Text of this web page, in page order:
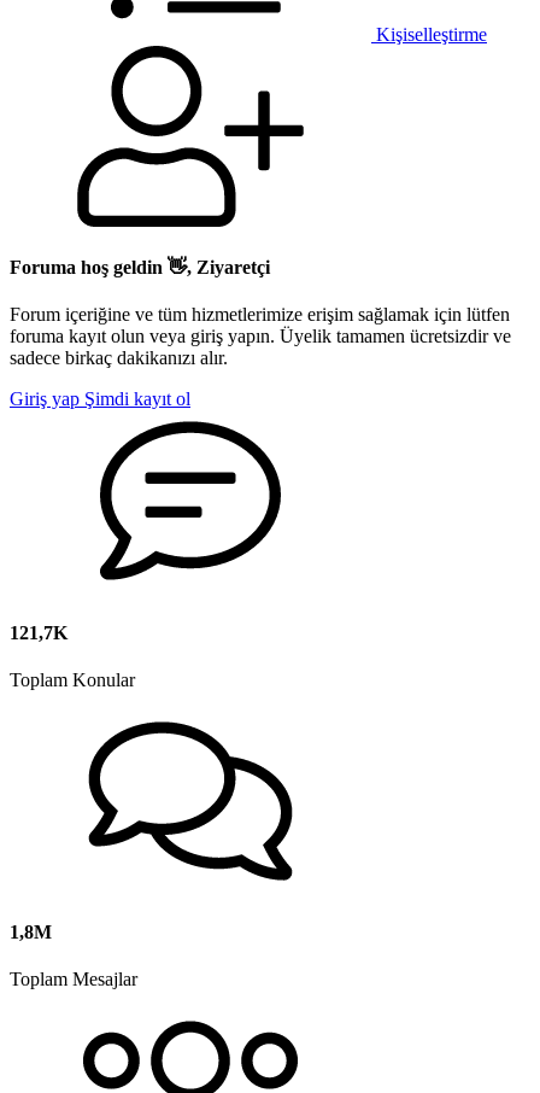
Kişiselleştirme
Foruma hoş geldin 👋, Ziyaretçi
Forum içeriğine ve tüm hizmetlerimize erişim sağlamak için lütfen
foruma kayıt olun veya giriş yapın. Üyelik tamamen ücretsizdir ve
sadece birkaç dakikanızı alır.
Giriş yap Şimdi kayıt ol
121,7K
Toplam Konular
1,8M
Toplam Mesajlar